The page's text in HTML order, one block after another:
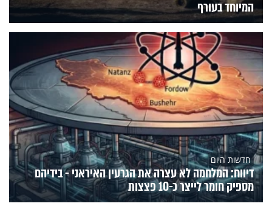
המיוחד בעורף
חדשות היום
דיווח: המלחמה לא עצרה את הגרעין האיראני - בידיהם
מספיק חומר לייצר כ-10 פצצות